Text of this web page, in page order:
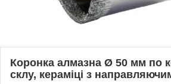
Коронка алмазна Ø 50 мм по
склу, кераміці з